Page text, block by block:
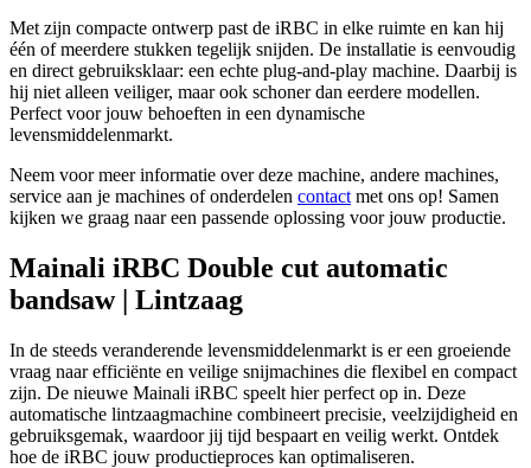
Met zijn compacte ontwerp past de iRBC in elke ruimte en kan hij
één of meerdere stukken tegelijk snijden. De installatie is eenvoudig
en direct gebruiksklaar: een echte plug-and-play machine. Daarbij is
hij niet alleen veiliger, maar ook schoner dan eerdere modellen.
Perfect voor jouw behoeften in een dynamische
levensmiddelenmarkt.
Neem voor meer informatie over deze machine, andere machines,
service aan je machines of onderdelen contact met ons op! Samen
kijken we graag naar een passende oplossing voor jouw productie.
Mainali iRBC Double cut automatic
bandsaw | Lintzaag
In de steeds veranderende levensmiddelenmarkt is er een groeiende
vraag naar efficiënte en veilige snijmachines die flexibel en compact
zijn. De nieuwe Mainali iRBC speelt hier perfect op in. Deze
automatische lintzaagmachine combineert precisie, veelzijdigheid en
gebruiksgemak, waardoor jij tijd bespaart en veilig werkt. Ontdek
hoe de iRBC jouw productieproces kan optimaliseren.